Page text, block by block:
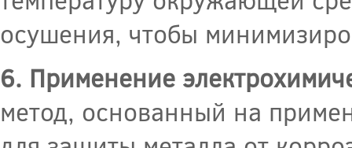
осушения, чтобы
6. Применение
метод, основанный на